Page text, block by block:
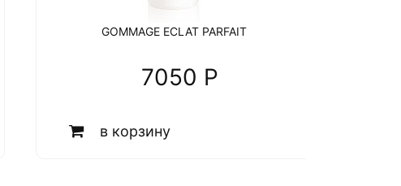
GOMMAGE ECLAT PARFAIT
7050 P
в корзину